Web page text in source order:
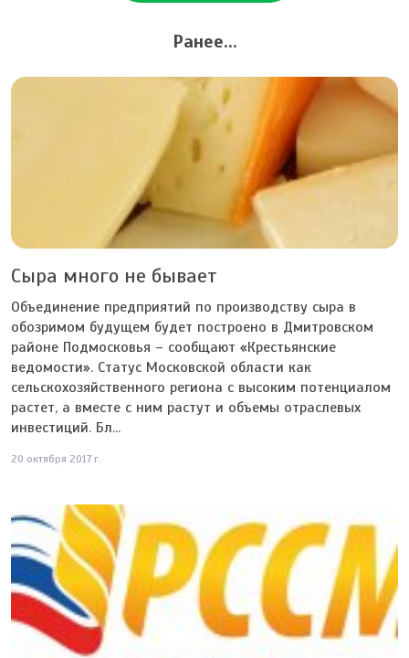
Ранее...
Сыра много не бывает
Объединение предприятий по производству сыра в
обозримом будущем будет построено в Дмитровском
районе Подмосковья – сообщают «Крестьянские
ведомости». Статус Московской области как
сельскохозяйственного региона с высоким потенциалом
растет, а вместе с ним растут и объемы отраслевых
инвестиций. Бл...
20 октября 2017 г.